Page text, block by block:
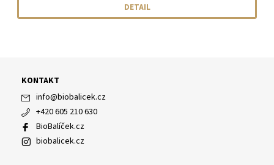
DETAIL
KONTAKT
info@biobalicek.cz
+420 605 210 630
BioBalíček.cz
biobalicek.cz